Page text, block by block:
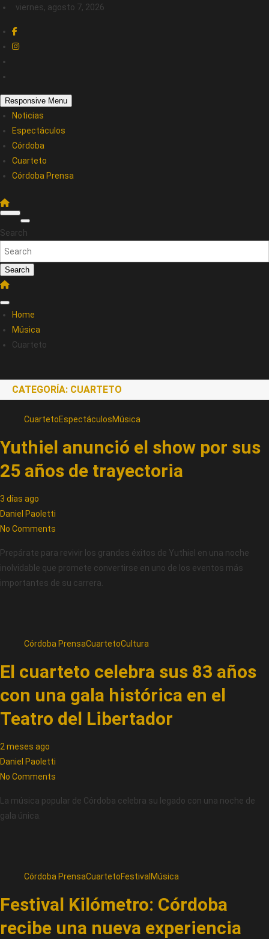
viernes, agosto 7, 2026
Responsive Menu
Noticias
Espectáculos
Córdoba
Cuarteto
Córdoba Prensa
Search
Search
Home
Música
Cuarteto
CATEGORÍA: CUARTETO
CuartetoEspectáculosMúsica
Yuthiel anunció el show por sus
25 años de trayectoria
3 días ago
Daniel Paoletti
No Comments
Prepárate para revivir los grandes éxitos de Yuthiel en una noche
inolvidable que promete convertirse en uno de los eventos más
importantes de su carrera.
Córdoba PrensaCuartetoCultura
El cuarteto celebra sus 83 años
con una gala histórica en el
Teatro del Libertador
2 meses ago
Daniel Paoletti
No Comments
La música popular de Córdoba celebra su legado con una noche de
gala única.
Córdoba PrensaCuartetoFestival Música
Festival Kilómetro: Córdoba
recibe una nueva experiencia